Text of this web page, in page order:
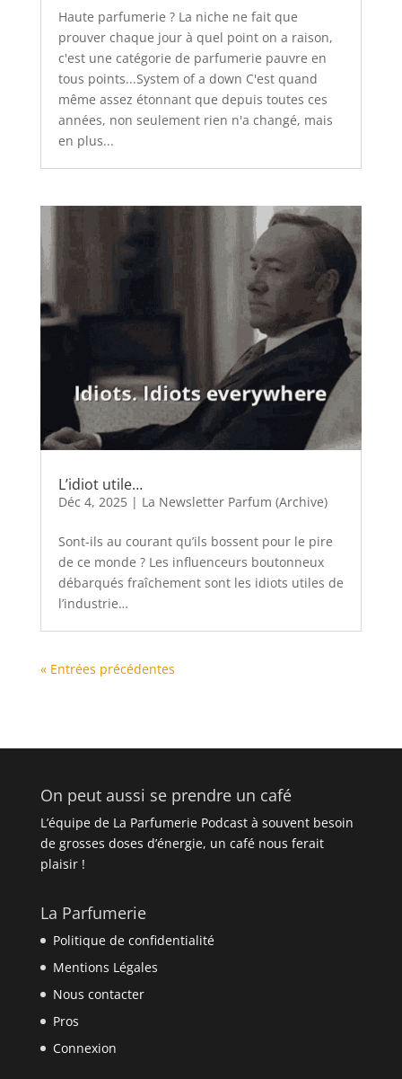
Haute parfumerie ? La niche ne fait que
prouver chaque jour à quel point on a raison,
c'est une catégorie de parfumerie pauvre en
tous points...System of a down C'est quand
même assez étonnant que depuis toutes ces
années, non seulement rien n'a changé, mais
en plus...
L’idiot utile…
Déc 4, 2025| La Newsletter Parfum (Archive)
Sont-ils au courant qu’ils bossent pour le pire
de ce monde ? Les influenceurs boutonneux
débarqués fraîchement sont les idiots utiles de
l’industrie…
« Entrées précédentes
On peut aussi se prendre un café
L’équipe de La Parfumerie Podcast à souvent besoin
de grosses doses d’énergie, un café nous ferait
plaisir !
La Parfumerie
Politique de confidentialité
Mentions Légales
Nous contacter
Pros
Connexion